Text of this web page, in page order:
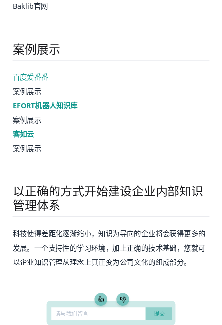
Baklib官网
案例展示
百度爱番番
案例展示
EFORT机器人知识库
案例展示
客如云
案例展示
以正确的方式开始建设企业内部知识
管理体系
科技使得差距化逐渐缩小，知识为导向的企业将会获得更多的
发展。一个支持性的学习环境，加上正确的技术基础，您就可
以企业知识管理从理念上真正变为公司文化的组成部分。
👍 👎